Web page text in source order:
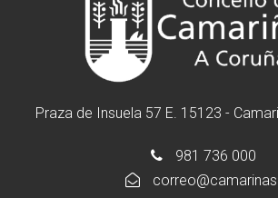
Praza de Insuela 57 E. 15123 -
981 736 000